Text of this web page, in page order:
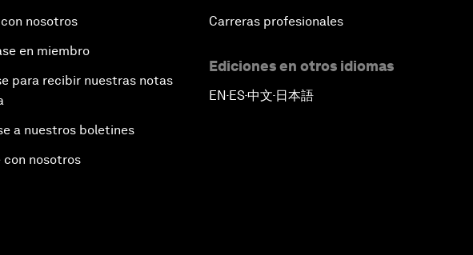
nosotros
en miembro
para recibir nuestras notas
a nuestros boletines
nosotros
Carreras profesionales
Ediciones en otros idiomas
EN▪ES▪中文▪ 日本語